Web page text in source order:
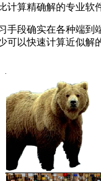
算精确解的专业软
确实在各种端到
以快速计算近似解